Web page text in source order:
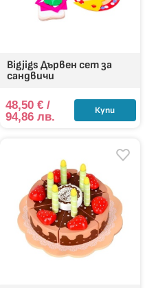
Bigjigs Дървен сет за
сандвичи
48,50€ /
94,86 лв.
Купи